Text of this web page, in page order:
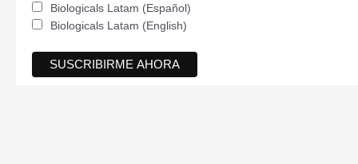
Biologicals Latam (Español)
Biologicals Latam (English)